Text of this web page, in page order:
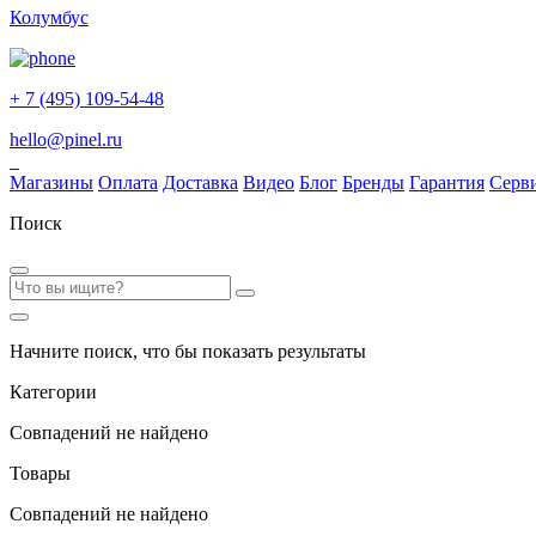
Колумбус
+ 7 (495) 109-54-48
hello@pinel.ru
Магазины Оплата Доставка Видео Блог Бренды Гарантия
Поиск
Начните поиск, что бы показать результаты
Категории
Совпадений не найдено
Товары
Совпадений не найдено